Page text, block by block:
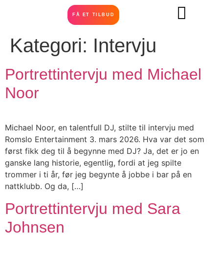
FÅ ET TILBUD
Kategori: Intervju
Portrettintervju med Michael
Noor
Michael Noor, en talentfull DJ, stilte til intervju med
Romslo Entertainment 3. mars 2026. Hva var det som
først fikk deg til å begynne med DJ? Ja, det er jo en
ganske lang historie, egentlig, fordi at jeg spilte
trommer i ti år, før jeg begynte å jobbe i bar på en
nattklubb. Og da, […]
Portrettintervju med Sara
Johnsen